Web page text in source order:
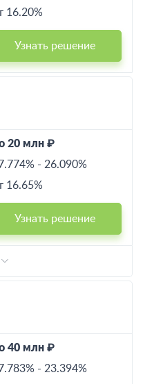
16.20%
Узнать решение
20 млн ₽
- 26.090%
16.65%
Узнать решение
40 млн ₽
- 23.394%